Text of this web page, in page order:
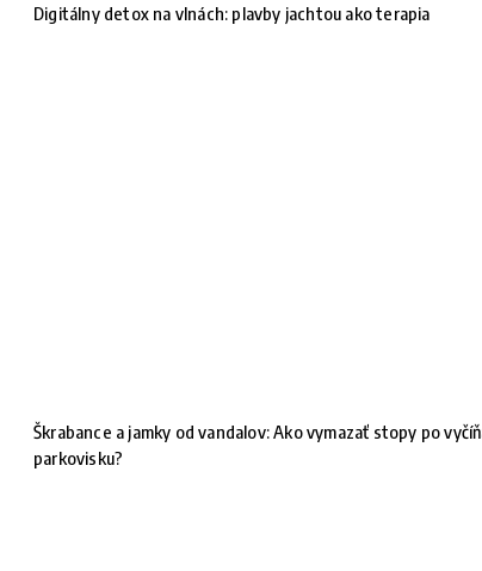
Digitálny detox na vlnách: plavby jachtou ako terapia
Škrabance a jamky od vandalov: Ako vymazať stopy po
parkovisku?